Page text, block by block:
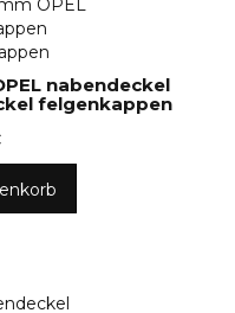
nabendeckel
felgenkappen